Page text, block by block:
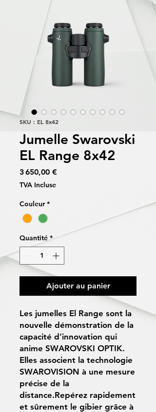
SKU : EL 8x42
Jumelle Swarovski
EL Range 8x42
3 650,00 €Prix
TVA Incluse
Couleur *
Quantité *
Ajouter au panier
Les jumelles El Range sont la
nouvelle démonstration de la
capacité d’innovation qui
anime SWAROVSKI OPTIK.
Elles associent la technologie
SWAROVISION à une mesure
précise de la
distance.Repérez rapidement
et sûrement le gibier grâce à